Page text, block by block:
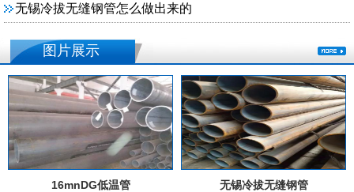
无锡冷拔无缝钢管怎么做出来的
图片展示
16mnDG低温管 无锡冷拔无缝钢管